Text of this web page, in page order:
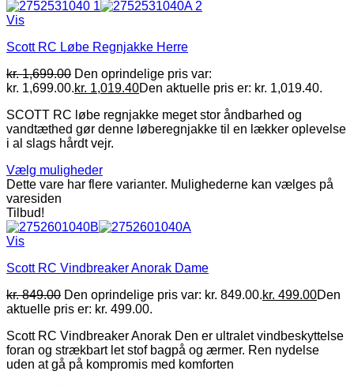
Vis
Scott RC Løbe Regnjakke Herre
kr.1,699.00 Den oprindelige pris var:
kr. 1,699.00.kr. 1,019.40Den aktuelle pris er: kr. 1,019.40.
SCOTT RC løbe regnjakke meget stor åndbarhed og
vandtæthed gør denne løberegnjakke til en lækker oplevelse
i al slags hårdt vejr.
Vælg muligheder
Dette vare har flere varianter. Mulighederne kan vælges på
varesiden
Tilbud!
Vis
Scott RC Vindbreaker Anorak Dame
kr.849.00 Den oprindelige pris var: kr. 849.00.kr. 499.00Den
aktuelle pris er: kr. 499.00.
Scott RC Vindbreaker Anorak Den er ultralet vindbeskyttelse
foran og strækbart let stof bagpå og ærmer. Ren nydelse
uden at gå på kompromis med komforten